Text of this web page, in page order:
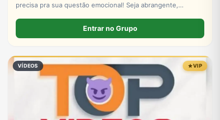
precisa pra sua questão emocional! Seja abrangente,
Entrar no Grupo
VÍDEOS VIP